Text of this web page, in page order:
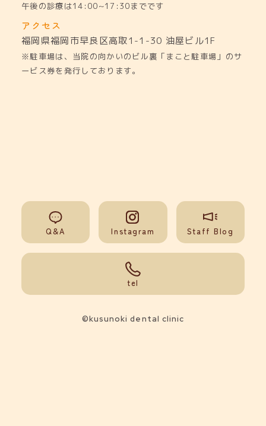
午後の診療は14:00~17:30までです
アクセス
福岡県福岡市早良区高取1-1-30 油屋ビル1F
※駐車場は、当院の向かいのビル裏「まこと駐車場」のサ
ービス券を発行しております。
Q&A Instagram Staff Blog
tel
©kusunoki dental clinic